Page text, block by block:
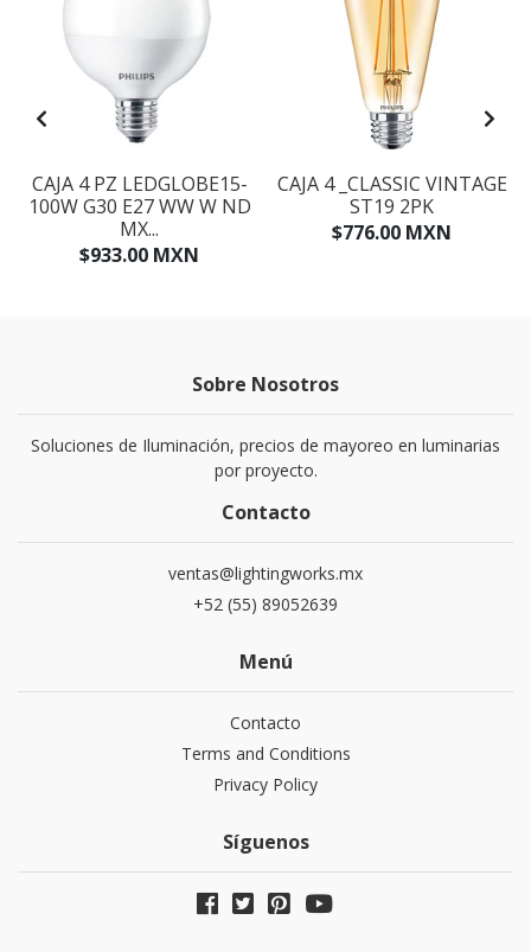
CAJA 4 PZ LEDGLOBE15-
100W G30 E27 WW W ND
MX...
$933.00 MXN
CAJA 4 _CLASSIC VINTAGE
ST19 2PK
$776.00 MXN
Sobre Nosotros
Soluciones de Iluminación, precios de mayoreo en luminarias
por proyecto.
Contacto
ventas@lightingworks.mx
+52 (55) 89052639
Menú
Contacto
Terms and Conditions
Privacy Policy
Síguenos